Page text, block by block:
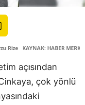
Rize KAYNAK: HABER
açısından
çok yönlü